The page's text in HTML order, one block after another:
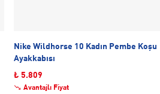
Nike Wildhorse 10 Kadın Pembe Koşu
Ayakkabısı
₺ 5.809
Avantajlı Fiyat